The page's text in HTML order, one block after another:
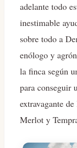
adelante todo
inestimable
sobre todo a
enólogo y
la finca según
para conseguir
extravagante
Merlot y